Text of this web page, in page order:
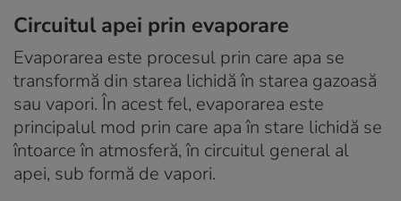
Circuitul apei prin evaporare
Evaporarea este procesul prin care apa se
transformă din starea lichidă în starea gazoasă
sau vapori. În acest fel, evaporarea este
principalul mod prin care apa în stare lichidă se
întoarce în atmosferă, în circuitul general al
apei, sub formă de vapori.